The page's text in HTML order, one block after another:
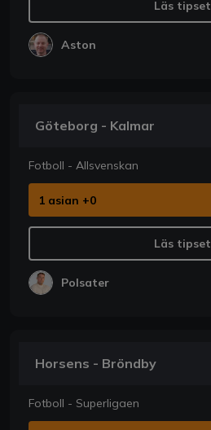
Läs tipset
Aston
Göteborg - Kalmar
Fotboll - Allsvenskan
1 asian +0
Läs tipset
Polsater
Horsens - Bröndby
Fotboll - Superligaen